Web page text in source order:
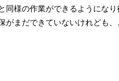
同様の作業ができるようになり
がまだできていないけれども、